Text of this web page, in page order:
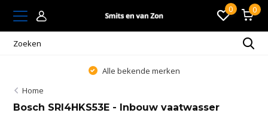
0 0
Alle bekende merken
Home
Bosch SRI4HKS53E - Inbouw vaatwasser